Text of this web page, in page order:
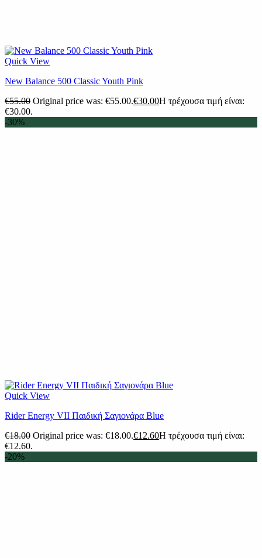
Quick View
New Balance 500 Classic Youth Pink
€55.00 Original price was: €55.00.€30.00Η τρέχουσα τιμή είναι:
€30.00.
-30%
Quick View
Rider Energy VII Παιδική Σαγιονάρα Blue
€18.00 Original price was: €18.00.€12.60Η τρέχουσα τιμή είναι:
€12.60.
-20%